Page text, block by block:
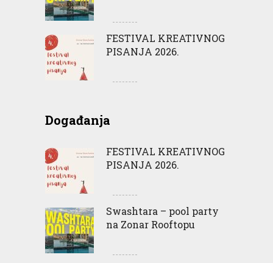
FESTIVAL KREATIVNOG
PISANJA 2026.
Događanja
FESTIVAL KREATIVNOG
PISANJA 2026.
Swashtara – pool party
na Zonar Rooftopu